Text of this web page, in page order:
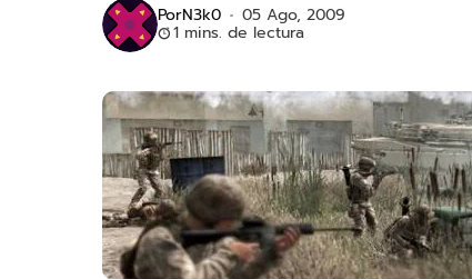
PorN3k0 05 Ago, 2009
1 mins. de lectura